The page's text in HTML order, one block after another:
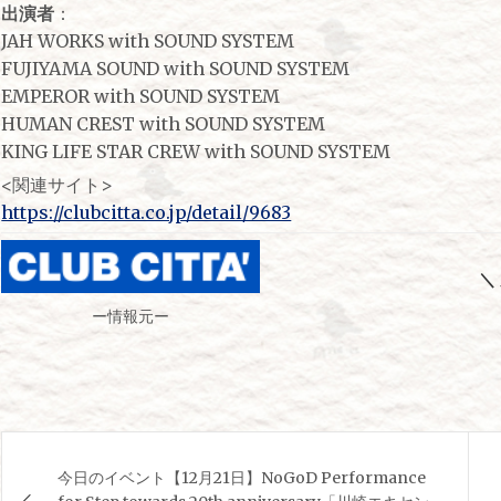
出演者 ：
JAH WORKS with SOUND SYSTEM
FUJIYAMA SOUND with SOUND SYSTEM
EMPEROR with SOUND SYSTEM
HUMAN CREST with SOUND SYSTEM
KING LIFE STAR CREW with SOUND SYSTEM
<関連サイト>
https://clubcitta.co.jp/detail/9683
ー情報元ー
＼
今日のイベント【12月21日】NoGoD Performance